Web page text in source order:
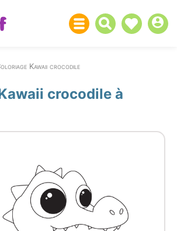
Kawaii crocodile
crocodile à